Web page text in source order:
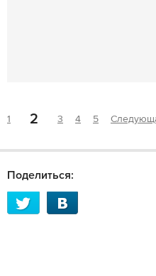
1 2 3 4 5
Поделиться: